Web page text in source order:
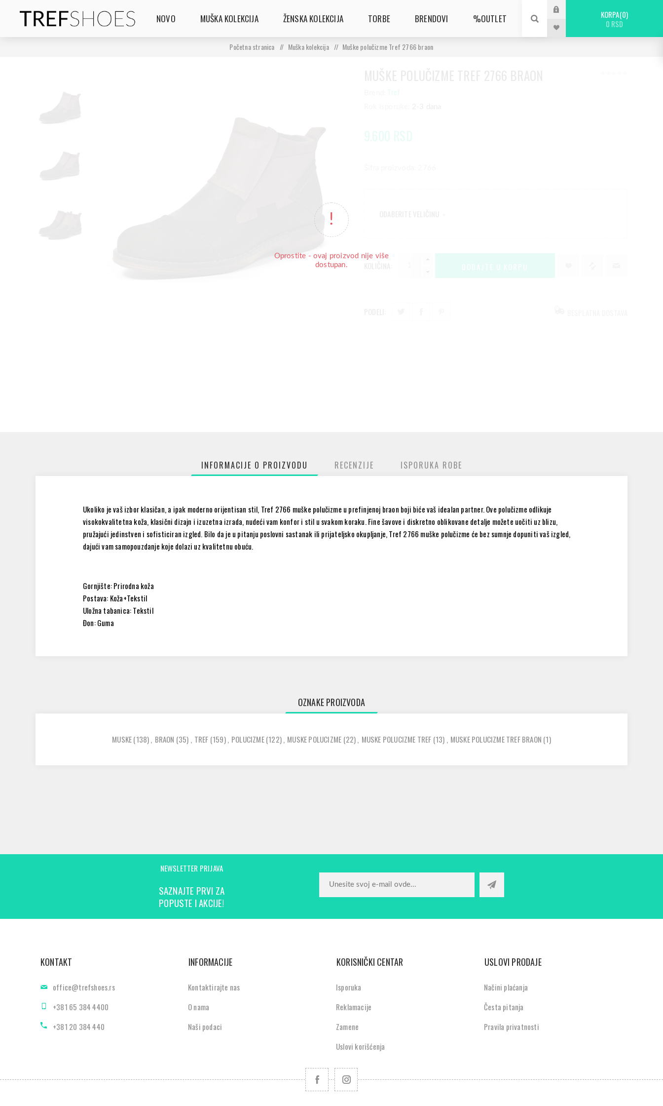
NOVO MUŠKA KOLEKCIJA ŽENSKA KOLEKCIJA TORBE BRENDOVI %OUTLET KORPA 0
0 RSD
Početna stranica / Muška kolekcija / Muške polučizme Tref 2766 braon
Oprostite - ovaj proizvod nije više
dostupan.
INFORMACIJE O PROIZVODU RECENZIJE ISPORUKA ROBE
Ukoliko je vaš izbor klasičan, a ipak moderno orijentisan stil, Tref 2766 muške polučizme u prefinjenoj braon boji biće vaš idealan partner. Ove polučizme odlikuje
visokokvalitetna koža, klasični dizajn i izuzetna izrada, nudeći vam konfor i stil u svakom koraku. Fine šavove i diskretno oblikovane detalje možete uočiti uz blizu,
pružajući jedinstven i sofisticiran izgled. Bilo da je u pitanju poslovni sastanak ili prijateljsko okupljanje, Tref 2766 muške polučizme će bez sumnje dopuniti vaš izgled,
dajući vam samopouzdanje koje dolazi uz kvalitetnu obuću.
Gornjište: Prirodna koža
Postava: Koža+Tekstil
Uložna tabanica: Tekstil
Đon: Guma
OZNAKE PROIZVODA
MUSKE(138), BRAON (35) , TREF (159), POLUCIZME(122), MUSKE POLUCIZME (22), MUSKE POLUCIZME TREF (13) , MUSKE POLUCIZME TREF BRAON (1)
NEWSLETTER PRIJAVA
SAZNAJTE PRVI ZA
POPUSTE I AKCIJE!
KONTAKT
office@trefshoes.rs
+381 65 384 4400
+381 20 384 440
INFORMACIJE
Kontaktirajte nas
O nama
Naši podaci
KORISNIČKI CENTAR
Isporuka
Reklamacije
Zamene
Uslovi korišćenja
USLOVI PRODAJE
Načini plaćanja
Česta pitanja
Pravila privatnosti